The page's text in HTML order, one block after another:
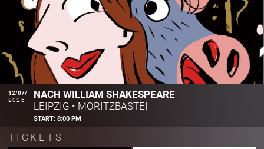
12/07/
2026
NACH WILLIAM SHAKESPEARE
LEIPZIG • MORITZBASTEI
START:8:00 PM
TICKETS